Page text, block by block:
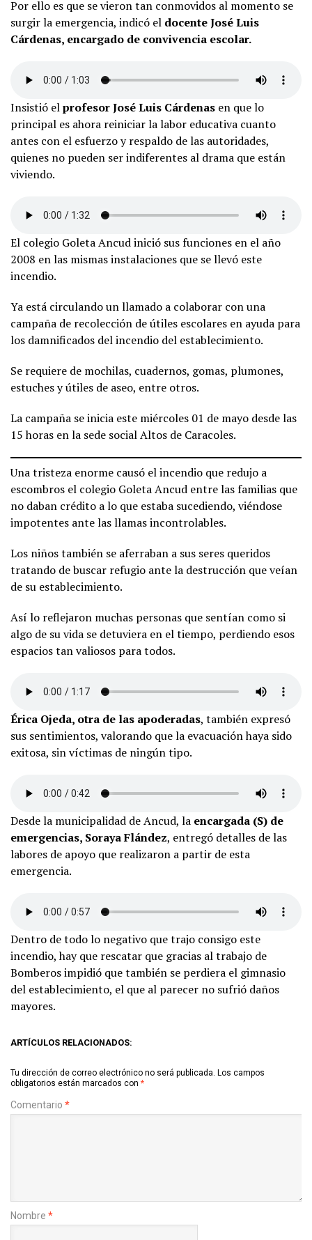
Por ello es que se vieron tan conmovidos al momento se
surgir la emergencia, indicó el docente José Luis
Cárdenas, encargado de convivencia escolar.
Insistió elprofesor José Luis Cárdenas en que lo
principal es ahora reiniciar la labor educativa cuanto
antes con el esfuerzo y respaldo de las autoridades,
quienes no pueden ser indiferentes al drama que están
viviendo.
El colegio Goleta Ancud inició sus funciones en el año
2008 en las mismas instalaciones que se llevó este
incendio.
Ya está circulando un llamado a colaborar con una
campaña de recolección de útiles escolares en ayuda para
los damnificados del incendio del establecimiento.
Se requiere de mochilas, cuadernos, gomas, plumones,
estuches y útiles de aseo, entre otros.
La campaña se inicia este miércoles 01 de mayo desde las
15 horas en la sede social Altos de Caracoles.
Una tristeza enorme causó el incendio que redujo a
escombros el colegio Goleta Ancud entre las familias que
no daban crédito a lo que estaba sucediendo, viéndose
impotentes ante las llamas incontrolables.
Los niños también se aferraban a sus seres queridos
tratando de buscar refugio ante la destrucción que veían
de su establecimiento.
Así lo reflejaron muchas personas que sentían como si
algo de su vida se detuviera en el tiempo, perdiendo esos
espacios tan valiosos para todos.
Érica Ojeda, otra de las apoderadas, también expresó
sus sentimientos, valorando que la evacuación haya sido
exitosa, sin víctimas de ningún tipo.
Desde la municipalidad de Ancud, la encargada (S) de
emergencias, Soraya Flández, entregó detalles de las
labores de apoyo que realizaron a partir de esta
emergencia.
Dentro de todo lo negativo que trajo consigo este
incendio, hay que rescatar que gracias al trabajo de
Bomberos impidió que también se perdiera el gimnasio
del establecimiento, el que al parecer no sufrió daños
mayores.
ARTÍCULOS RELACIONADOS:
Tu dirección de correo electrónico no será publicada. Los campos
obligatorios están marcados con *
Comentario *
Nombre *